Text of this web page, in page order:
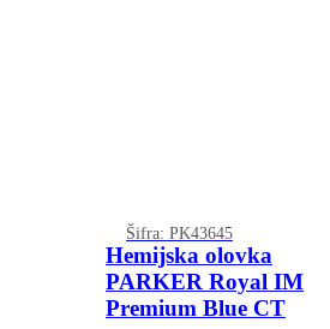
Šifra: PK43645
Hemijska olovka
PARKER Royal IM
Premium Blue CT